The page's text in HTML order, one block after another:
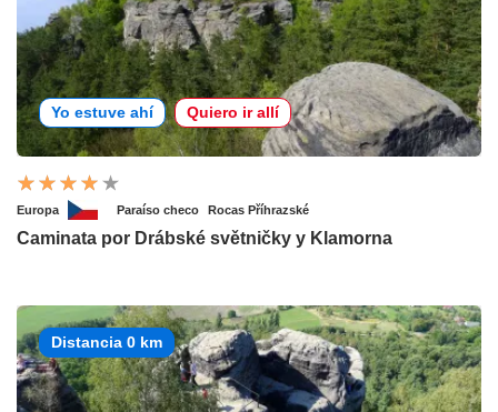
Yo estuve ahí Quiero ir allí
Europa Paraíso checo Rocas Příhrazské
Caminata por Drábské světničky y Klamorna
Distancia 0 km